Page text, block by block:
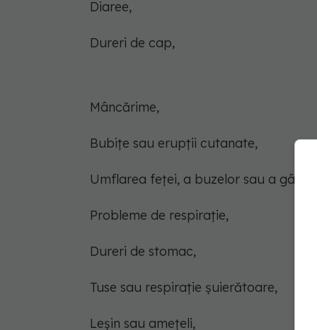
Diaree,
Dureri de cap,
Mâncărime,
Bubițe sau erupții cutanate,
Umflarea feței, a buzelor sau a gâtului,
Probleme de respirație,
Dureri de stomac,
Tuse sau respirație șuierătoare,
Leșin sau amețeli,